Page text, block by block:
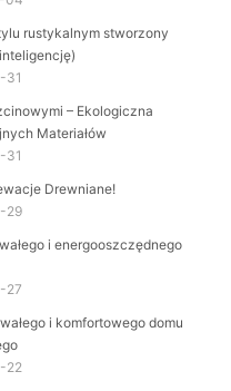
rustykalnym stworzony
31
– Ekologiczna
Materiałów
31
Drewniane!
29
i energooszczędnego
27
i komfortowego domu
22